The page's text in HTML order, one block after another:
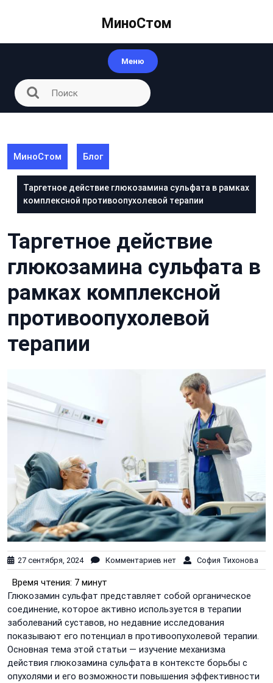
МиноСтом
Меню
МиноСтом Блог
Таргетное действие глюкозамина сульфата в рамках
комплексной противоопухолевой терапии
Таргетное действие
глюкозамина сульфата в
рамках комплексной
противоопухолевой
терапии
27 сентября, 2024 Комментариев нет София Тихонова
Время чтения: 7 минут
Глюкозамин сульфат представляет собой органическое
соединение, которое активно используется в терапии
заболеваний суставов, но недавние исследования
показывают его потенциал в противоопухолевой терапии.
Основная тема этой статьи — изучение механизма
действия глюкозамина сульфата в контексте борьбы с
опухолями и его возможности повышения эффективности